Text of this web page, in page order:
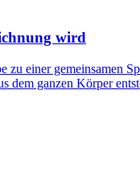
wird
einer gemeinsamen
dem ganzen Körper